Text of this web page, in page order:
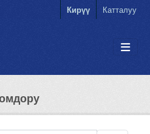
Кирүү Катталуу